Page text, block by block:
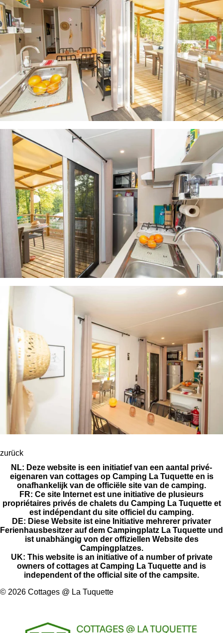
zurück
NL: Deze website is een initiatief van een aantal privé-
eigenaren van cottages op Camping La Tuquette en is
onafhankelijk van de officiële site van de camping.
FR: Ce site Internet est une initiative de plusieurs
propriétaires privés de chalets du Camping La Tuquette et
est indépendant du site officiel du camping.
DE: Diese Website ist eine Initiative mehrerer privater
Ferienhausbesitzer auf dem Campingplatz La Tuquette und
ist unabhängig von der offiziellen Website des
Campingplatzes.
UK: This website is an initiative of a number of private
owners of cottages at Camping La Tuquette and is
independent of the official site of the campsite.
© 2026 Cottages @ La Tuquette